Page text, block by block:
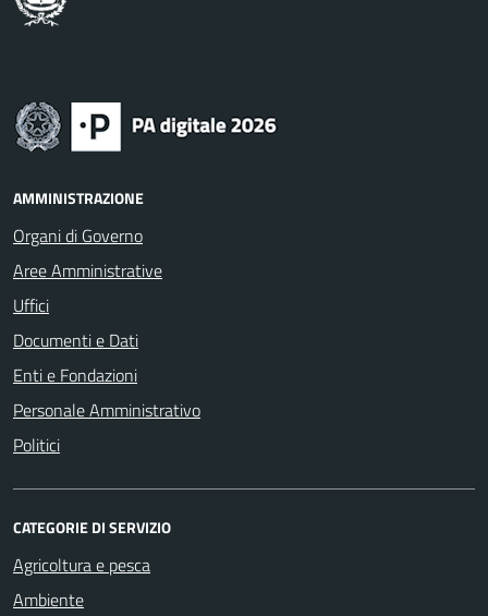
AMMINISTRAZIONE
Organi di Governo
Aree Amministrative
Uffici
Documenti e Dati
Enti e Fondazioni
Personale Amministrativo
Politici
CATEGORIE DI SERVIZIO
Agricoltura e pesca
Ambiente